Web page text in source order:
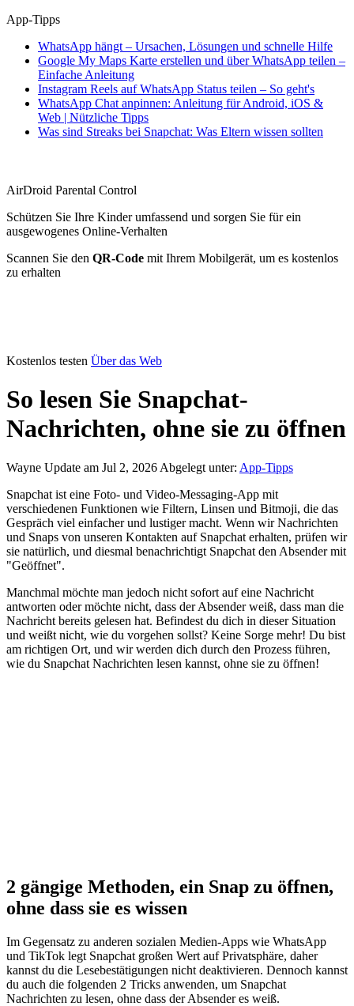
App-Tipps
WhatsApp hängt – Ursachen, Lösungen und schnelle Hilfe
Google My Maps Karte erstellen und über WhatsApp teilen –
Einfache Anleitung
Instagram Reels auf WhatsApp Status teilen – So geht's
WhatsApp Chat anpinnen: Anleitung für Android, iOS &
Web | Nützliche Tipps
Was sind Streaks bei Snapchat: Was Eltern wissen sollten
AirDroid Parental Control
Schützen Sie Ihre Kinder umfassend und sorgen Sie für ein
ausgewogenes Online-Verhalten
Scannen Sie den QR-Code mit Ihrem Mobilgerät, um es kostenlos
zu erhalten
Kostenlos testen Über das Web
So lesen Sie Snapchat-
Nachrichten, ohne sie zu öffnen
Wayne Update am Jul 2, 2026 Abgelegt unter: App-Tipps
Snapchat ist eine Foto- und Video-Messaging-App mit
verschiedenen Funktionen wie Filtern, Linsen und Bitmoji, die das
Gespräch viel einfacher und lustiger macht. Wenn wir Nachrichten
und Snaps von unseren Kontakten auf Snapchat erhalten, prüfen wir
sie natürlich, und diesmal benachrichtigt Snapchat den Absender mit
"Geöffnet".
Manchmal möchte man jedoch nicht sofort auf eine Nachricht
antworten oder möchte nicht, dass der Absender weiß, dass man die
Nachricht bereits gelesen hat. Befindest du dich in dieser Situation
und weißt nicht, wie du vorgehen sollst? Keine Sorge mehr! Du bist
am richtigen Ort, und wir werden dich durch den Prozess führen,
wie du Snapchat Nachrichten lesen kannst, ohne sie zu öffnen!
2 gängige Methoden, ein Snap zu öffnen,
ohne dass sie es wissen
Im Gegensatz zu anderen sozialen Medien-Apps wie WhatsApp
und TikTok legt Snapchat großen Wert auf Privatsphäre, daher
kannst du die Lesebestätigungen nicht deaktivieren. Dennoch kannst
du auch die folgenden 2 Tricks anwenden, um Snapchat
Nachrichten zu lesen, ohne dass der Absender es weiß.